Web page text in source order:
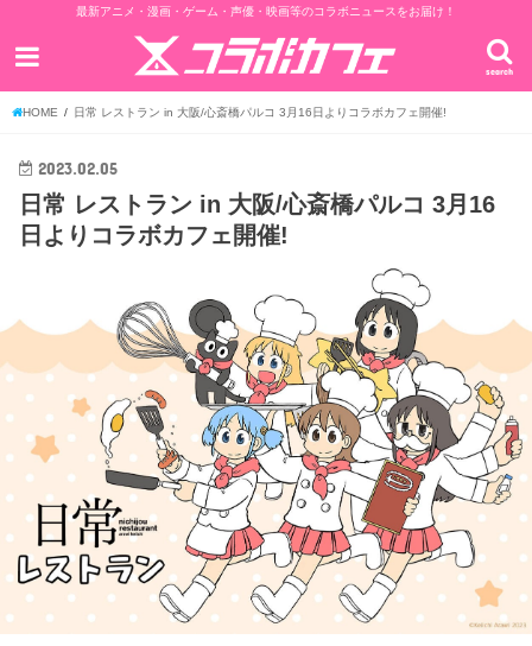
最新アニメ・漫画・ゲーム・声優・映画等のコラボニュースをお届け！
search
HOME 日常 レストラン in 大阪/心斎橋パルコ 3月16日よりコラボカフェ開催!
2023.02.05
日常 レストラン in 大阪/心斎橋パルコ 3月16
日よりコラボカフェ開催!